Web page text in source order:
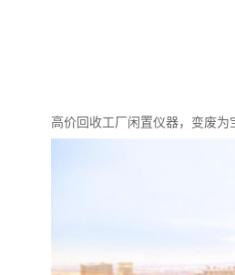
高价回收工厂闲置仪器，变废为